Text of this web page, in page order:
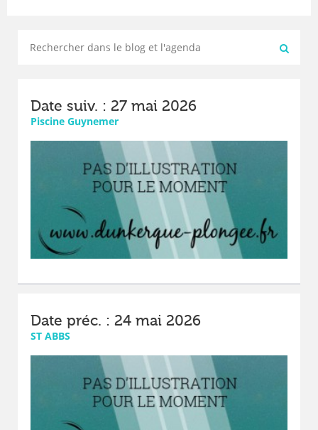
Date suiv. : 27 mai 2026
Piscine Guynemer
Date préc. : 24 mai 2026
ST ABBS